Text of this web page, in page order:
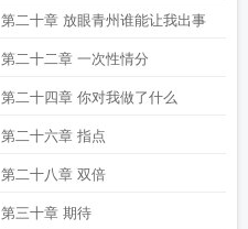
第二十章 放眼青州谁能让我出事
第二十二章 一次性情分
第二十四章 你对我做了什么
第二十六章 指点
第二十八章 双倍
第三十章 期待